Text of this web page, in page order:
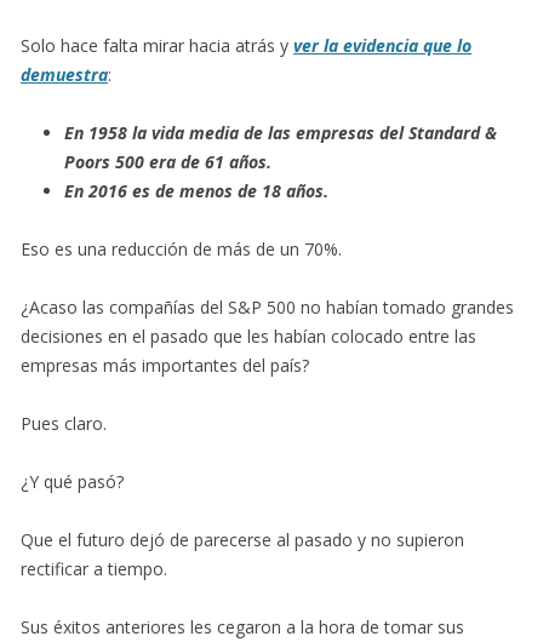
Solo hace falta mirar hacia atrás y ver la evidencia que lo
demuestra:
En 1958 la vida media de las empresas del Standard &
Poors 500 era de 61 años.
En 2016 es de menos de 18 años.
Eso es una reducción de más de un 70%.
¿Acaso las compañías del S&P 500 no habían tomado grandes
decisiones en el pasado que les habían colocado entre las
empresas más importantes del país?
Pues claro.
¿Y qué pasó?
Que el futuro dejó de parecerse al pasado y no supieron
rectificar a tiempo.
Sus éxitos anteriores les cegaron a la hora de tomar sus